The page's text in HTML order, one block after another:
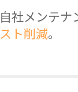
自社メンテナ
スト削減。